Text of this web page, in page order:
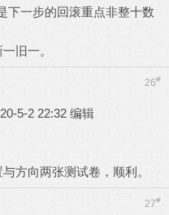
下一步的回滚重点非整十数
旧一。
26#
5-2 22:32 编辑
方向两张测试卷，顺利。
27#